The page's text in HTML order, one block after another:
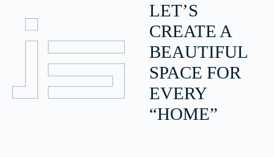
LET’S
CREATE A
BEAUTIFUL
SPACE FOR
EVERY
“HOME”